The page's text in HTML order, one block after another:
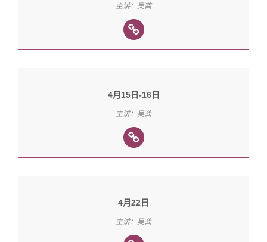
主讲：吴龚
4月15日-16日
主讲：吴龚
4月22日
主讲：吴龚